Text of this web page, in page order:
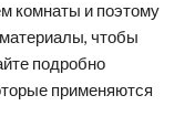
комнаты и поэтому
чтобы
подробно
применяются